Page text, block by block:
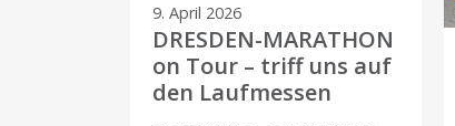
9. April 2026
DRESDEN-MARATHON
on Tour – triff uns auf
den Laufmessen